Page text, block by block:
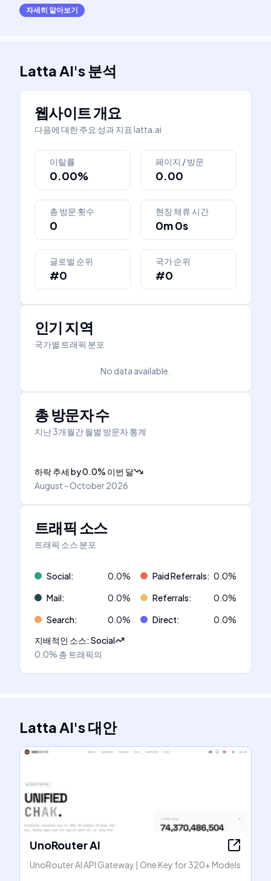
자세히 알아보기
Latta AI's분석
웹사이트 개요
다음에 대한 주요 성과 지표 latta.ai
이탈률
0.00%
페이지 / 방문
0.00
총 방문 횟수
0
현장 체류 시간
0m 0s
글로벌 순위
#0
국가 순위
#0
인기 지역
국가별 트래픽 분포
No data available.
총 방문자 수
지난 3개월간 월별 방문자 통계
하락 추세 by0.0% 이번 달
August - October 2026
트래픽 소스
트래픽 소스 분포
Social: 0.0% Paid Referrals: 0.0%
Mail: 0.0% Referrals: 0.0%
Search: 0.0% Direct: 0.0%
지배적인 소스:Social
0.0% 총 트래픽의
Latta AI's대안
UnoRouter AI
UnoRouter AI API Gateway | One Key for 320+ Models